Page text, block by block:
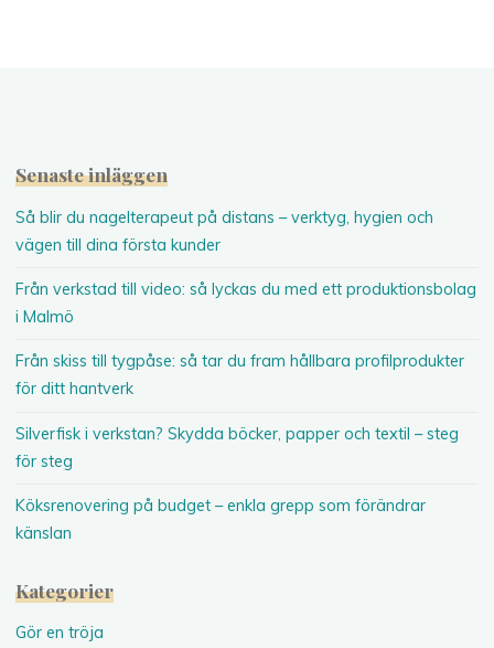
Senaste inläggen
Så blir du nagelterapeut på distans – verktyg, hygien och
vägen till dina första kunder
Från verkstad till video: så lyckas du med ett produktionsbolag
i Malmö
Från skiss till tygpåse: så tar du fram hållbara profilprodukter
för ditt hantverk
Silverfisk i verkstan? Skydda böcker, papper och textil – steg
för steg
Köksrenovering på budget – enkla grepp som förändrar
känslan
Kategorier
Gör en tröja